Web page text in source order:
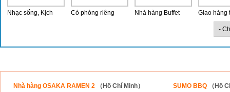
Nhạc sống, Kịch Có phòng riêng Nhà hàng Buffet Giao hàng
Nhà hàng OSAKA RAMEN 2
（Hồ Chí Minh）
SUMO BBQ （Hồ